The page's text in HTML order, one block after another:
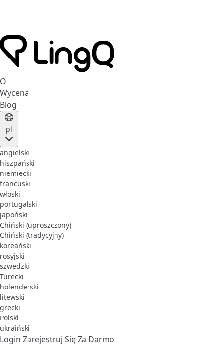
O
Wycena
Blog
pl
angielski
hiszpański
niemiecki
francuski
włoski
portugalski
japoński
Chiński (uproszczony)
Chiński (tradycyjny)
koreański
rosyjski
szwedzki
Turecki
holenderski
litewski
grecki
Polski
ukraiński
Login Zarejestruj Się Za Darmo